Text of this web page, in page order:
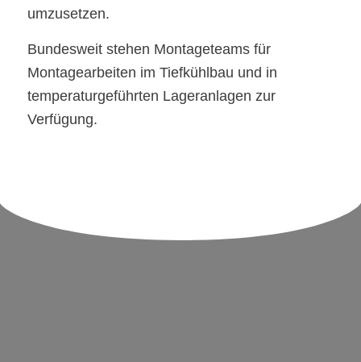
umzusetzen.
Bundesweit stehen Montageteams für
Montagearbeiten im Tiefkühlbau und in
temperaturgeführten Lageranlagen zur
Verfügung.